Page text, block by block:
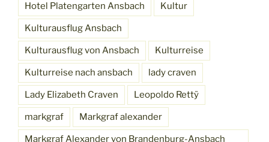
Hotel Platengarten Ansbach Kultur
Kulturausflug Ansbach
Kulturausflug von Ansbach Kulturreise
Kulturreise nach ansbach lady craven
Lady Elizabeth Craven Leopoldo Rettÿ
markgraf Markgraf alexander
Markgraf Alexander von Brandenburg-Ansbach